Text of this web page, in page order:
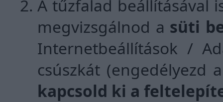
A tűzfalad beállításával
megvizsgálnod a süti
Internetbeállítások /
csúszkát (engedélyezd
kapcsold ki a